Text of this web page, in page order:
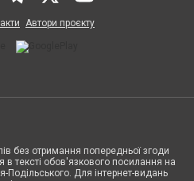
Автори проєкту
без отримання попередньої згоди
тексті обов'язкового посилання на
Для інтернет-видань